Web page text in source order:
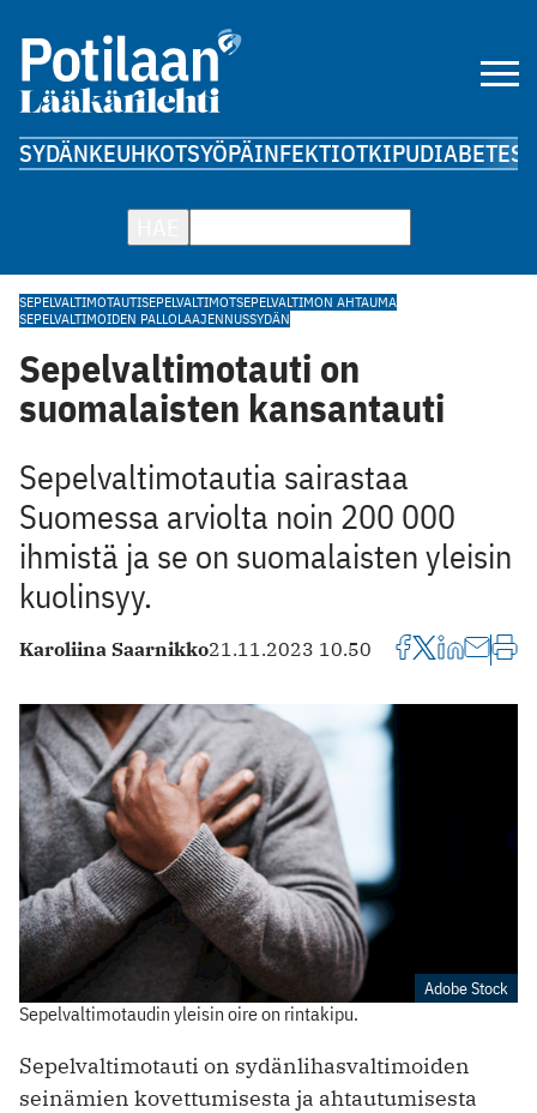
SYDÄNKEUHKOTSYÖPÄINFEKTIOTKIPUDIABETES
SEPELVALTIMOTAUTISEPELVALTIMOTSEPELVALTIMON AHTAUMA
SEPELVALTIMOIDEN PALLOLAAJENNUSSYDÄN
Sepelvaltimotauti on
suomalaisten kansantauti
Sepelvaltimotautia sairastaa
Suomessa arviolta noin 200 000
ihmistä ja se on suomalaisten yleisin
kuolinsyy.
Karoliina Saarnikko21.11.2023 10.50
Adobe Stock
Sepelvaltimotaudin yleisin oire on rintakipu.
Sepelvaltimotauti on sydänlihasvaltimoiden
seinämien kovettumisesta ja ahtautumisesta